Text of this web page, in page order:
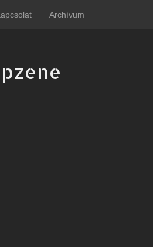
Archívum